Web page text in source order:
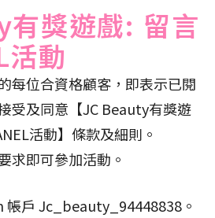
獎遊戲: 留言
活動
每位合資格顧客，即表示已閱
受及同意【JC Beauty有獎遊
活動】條款及細則。
求即可參加活動。
帳戶 Jc_beauty_94448838。